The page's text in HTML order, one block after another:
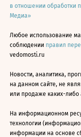
в отношении обработки
Медиа»
Любое использование
соблюдении правил
vedomosti.ru
Новости, аналитика,
на данном сайте, не
или продаже каких-либо
На информационном
технологии
информации на основе